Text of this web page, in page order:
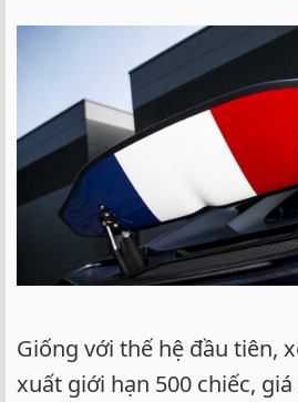
Giống với thế hệ đầu tiên,
xuất giới hạn 500 chiếc,